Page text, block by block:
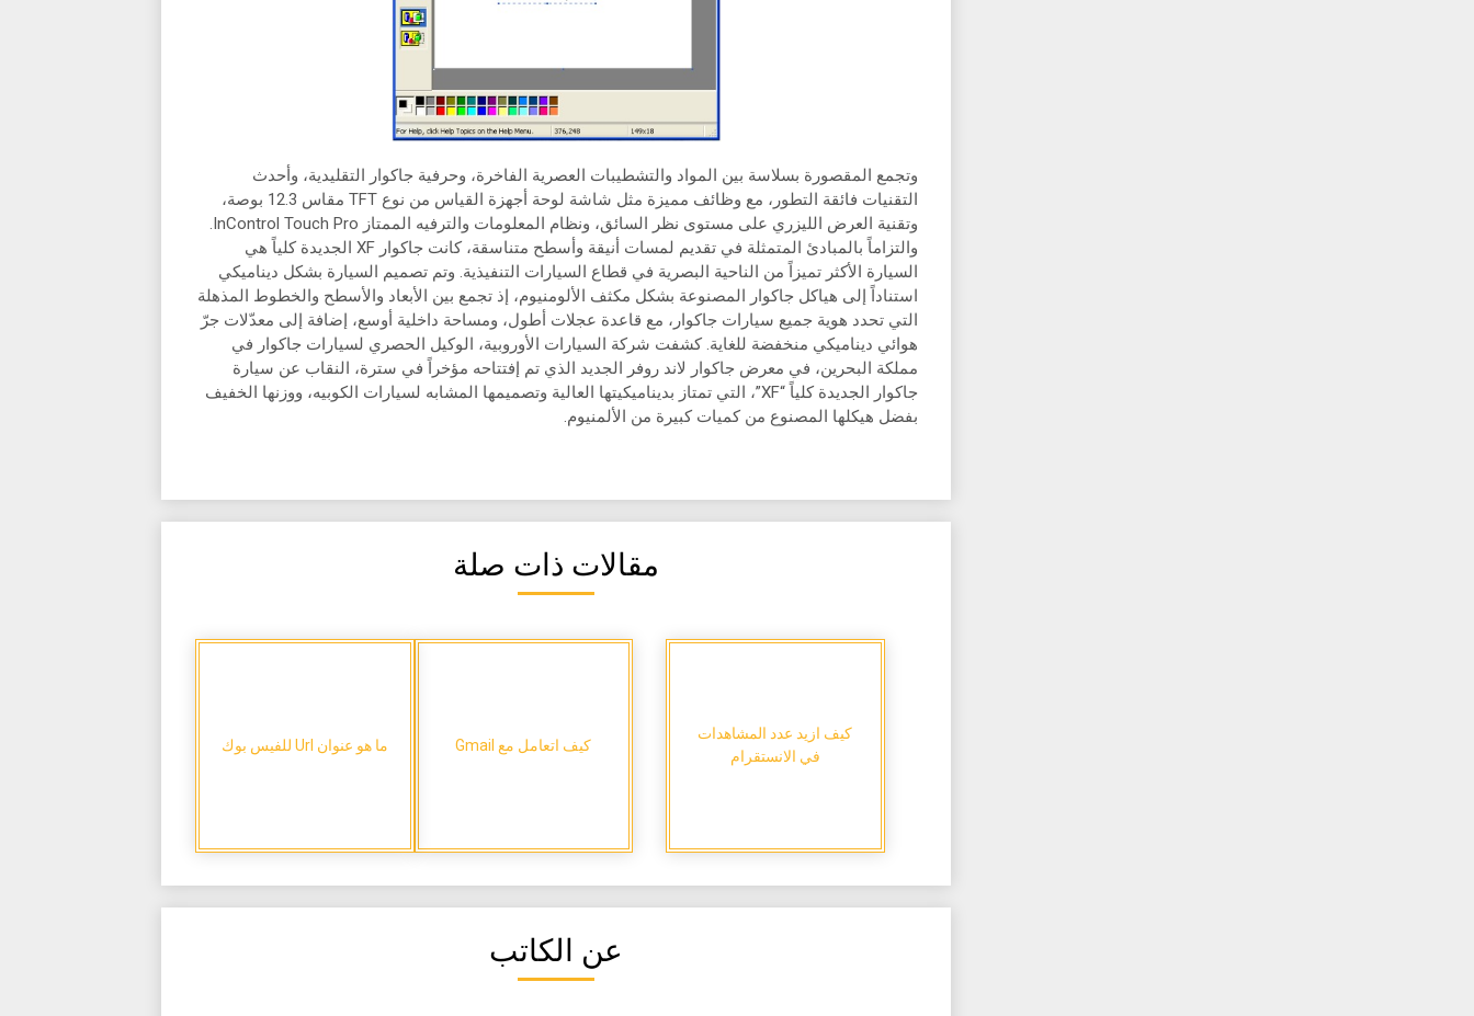
وتجمع المقصورة بسلاسة بين المواد والتشطيبات العصرية الفاخرة، وحرفية جاكوار التقليدية، وأحدث
التقنيات فائقة التطور، مع وظائف مميزة مثل شاشة لوحة أجهزة القياس من نوع TFT مقاس 12.3 بوصة،
والتزاماً بالمبادئ المتمثلة في تقديم لمسات أنيقة وأسطح متناسقة، كانت جاكوار XF الجديدة كلياً هي
السيارة الأكثر تميزاً من الناحية البصرية في قطاع السيارات التنفيذية. وتم تصميم السيارة بشكل ديناميكي
استناداً إلى هياكل جاكوار المصنوعة بشكل مكثف الألومنيوم، إذ تجمع بين الأبعاد والأسطح والخطوط المذهلة
التي تحدد هوية جميع سيارات جاكوار، مع قاعدة عجلات أطول، ومساحة داخلية أوسع، إضافة إلى معدّلات جرّ
هوائي ديناميكي منخفضة للغاية. كشفت شركة السيارات الأوروبية، الوكيل الحصري لسيارات جاكوار في
مملكة البحرين، في معرض جاكوار لاند روفر الجديد الذي تم إفتتاحه مؤخراً في سترة، النقاب عن سيارة
جاكوار الجديدة كلياً “XF”، التي تمتاز بديناميكيتها العالية وتصميمها المشابه لسيارات الكوبيه، ووزنها الخفيف
بفضل هيكلها المصنوع من كميات كبيرة من الألمنيوم.
مقالات ذات صلة
كيف ازيد عدد المشاهدات
في الانستقرام
كيف اتعامل مع Gmail ما هو عنوان Url للفيس بوك
عن الكاتب